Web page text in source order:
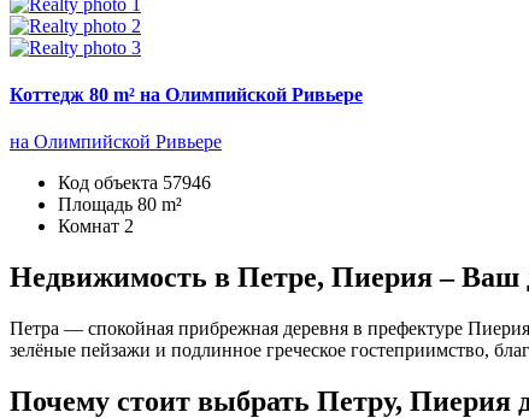
Коттедж 80 m² на Олимпийской Ривьере
на Олимпийской Ривьере
Код объекта 57946
Площадь 80 m²
Комнат 2
Недвижимость в Петре, Пиерия – Ваш
Петра — спокойная прибрежная деревня в префектуре
зелёные пейзажи и подлинное греческое гостеприимство,
Почему стоит выбрать Петру, Пиерия